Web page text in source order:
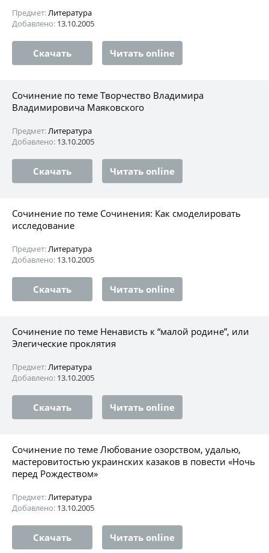
Предмет:Литература
Добавлено: 13.10.2005
Скачать Читать online
Сочинение по теме Творчество Владимира
Владимировича Маяковского
Предмет:Литература
Добавлено: 13.10.2005
Скачать Читать online
Сочинение по теме Сочинения: Как смоделировать
исследование
Предмет:Литература
Добавлено: 13.10.2005
Скачать Читать online
Сочинение по теме Ненависть к “малой родине”, или
Элегические проклятия
Предмет:Литература
Добавлено: 13.10.2005
Скачать Читать online
Сочинение по теме Любование озорством, удалью,
мастеровитостью украинских казаков в повести «Ночь
перед Рождеством»
Предмет:Литература
Добавлено: 13.10.2005
Скачать Читать online